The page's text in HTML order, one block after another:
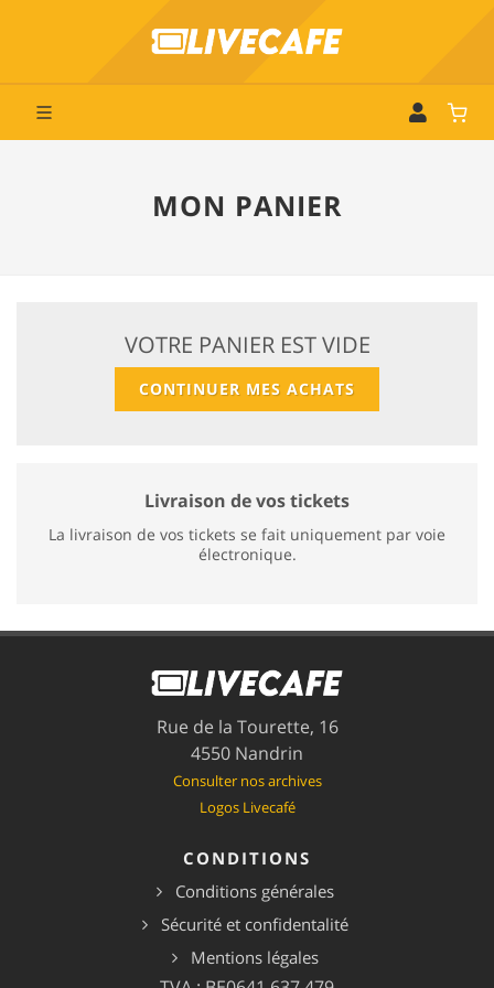
MON PANIER
VOTRE PANIER EST VIDE
CONTINUER MES ACHATS
Livraison de vos tickets
La livraison de vos tickets se fait uniquement par voie
électronique.
Rue de la Tourette, 16
4550 Nandrin
Consulter nos archives
Logos Livecafé
CONDITIONS
Conditions générales
Sécurité et confidentalité
Mentions légales